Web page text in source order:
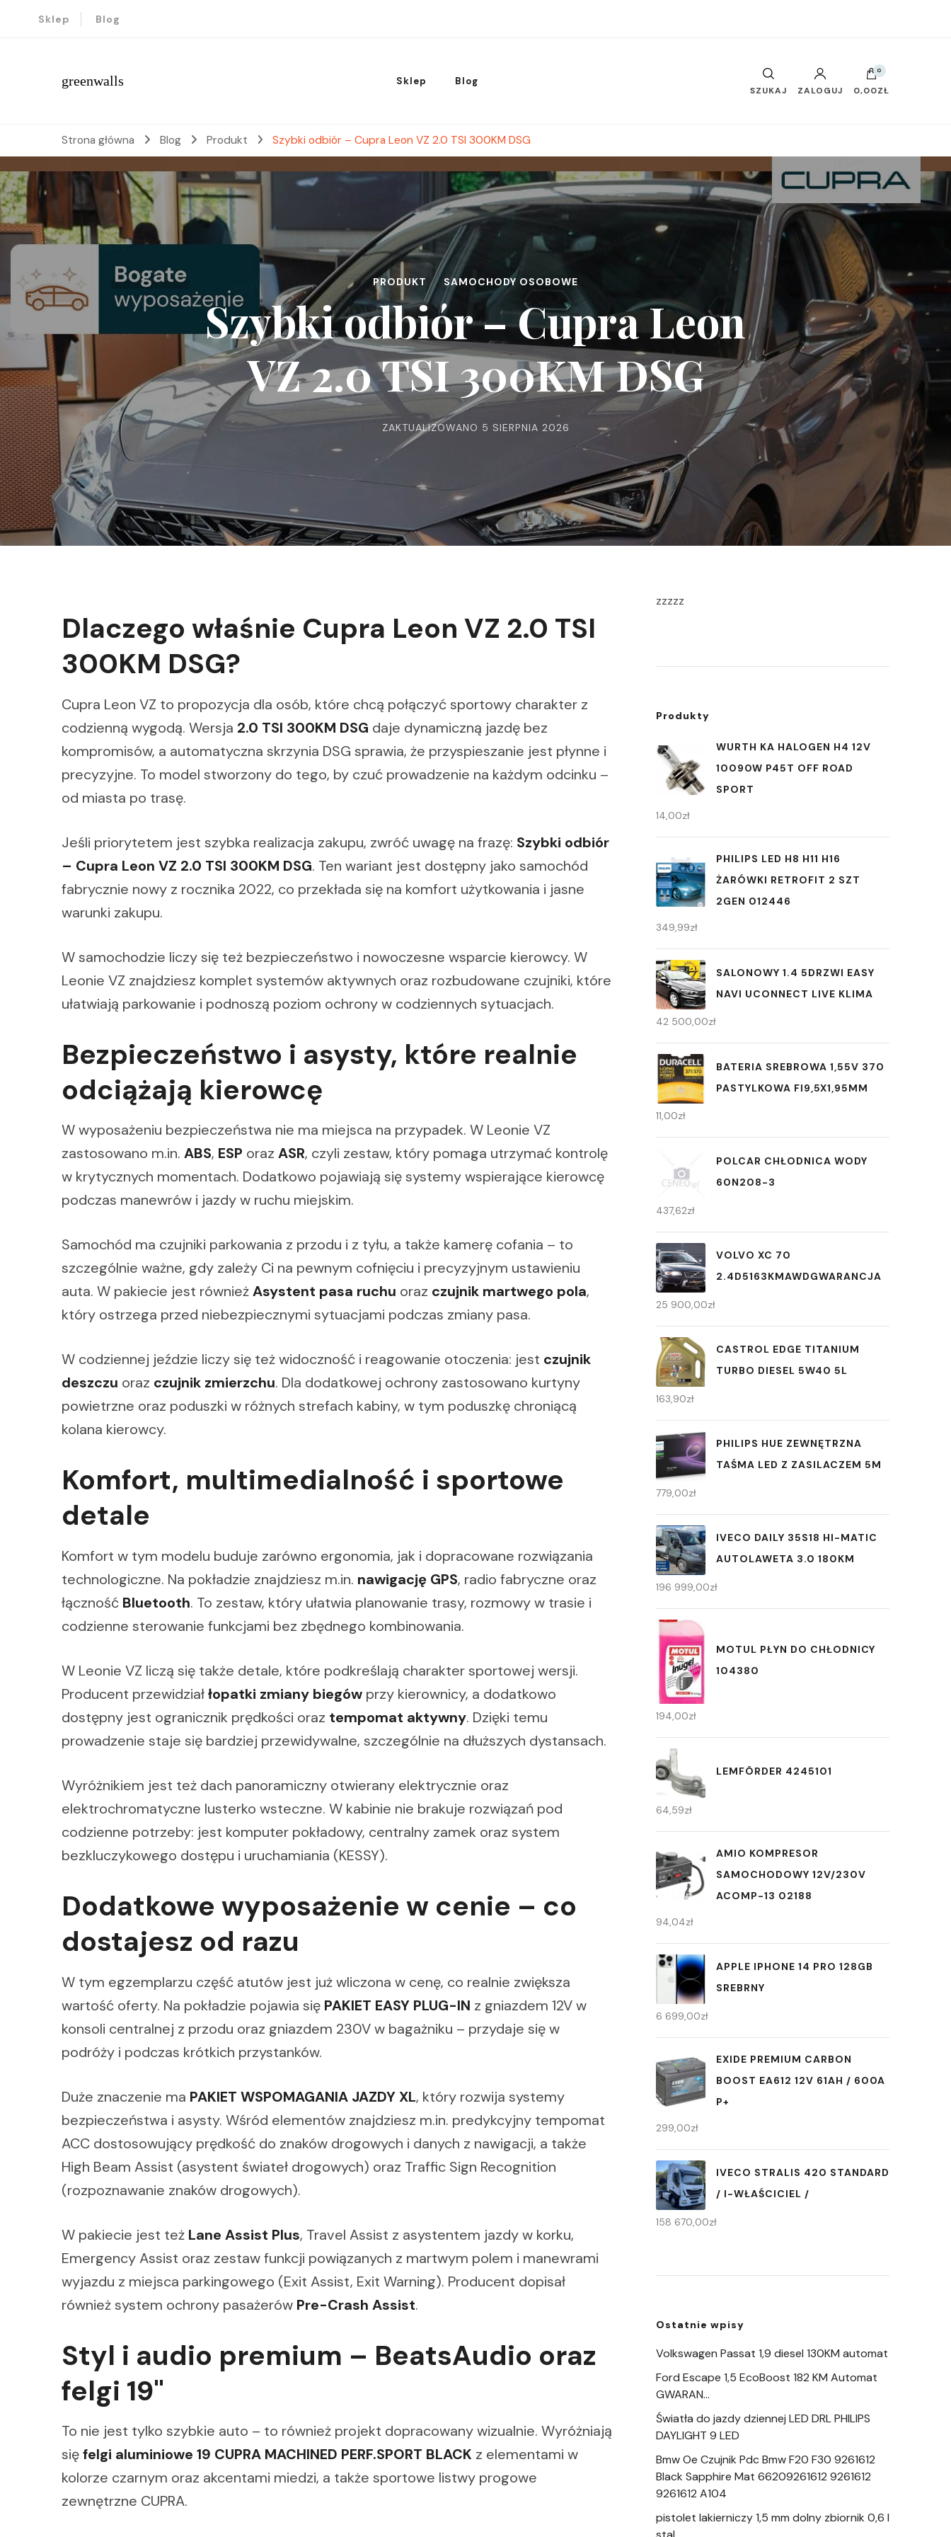
Sklep Blog
greenwalls Sklep Blog
SZUKAJ ZALOGUJ
0
0,00ZŁ
Strona główna Blog Produkt Szybki odbiór – Cupra Leon VZ 2.0 TSI 300KM DSG
PRODUKT SAMOCHODY OSOBOWE
Szybki odbiór – Cupra Leon
VZ 2.0 TSI 300KM DSG
ZAKTUALIZOWANO 5 SIERPNIA 2026
Dlaczego właśnie Cupra Leon VZ 2.0 TSI
300KM DSG?
Cupra Leon VZ to propozycja dla osób, które chcą połączyć sportowy charakter z
codzienną wygodą. Wersja 2.0 TSI 300KM DSG daje dynamiczną jazdę bez
kompromisów, a automatyczna skrzynia DSG sprawia, że przyspieszanie jest płynne i
precyzyjne. To model stworzony do tego, by czuć prowadzenie na każdym odcinku –
od miasta po trasę.
Jeśli priorytetem jest szybka realizacja zakupu, zwróć uwagę na frazę: Szybki odbiór
– Cupra Leon VZ 2.0 TSI 300KM DSG. Ten wariant jest dostępny jako samochód
fabrycznie nowy z rocznika 2022, co przekłada się na komfort użytkowania i jasne
warunki zakupu.
W samochodzie liczy się też bezpieczeństwo i nowoczesne wsparcie kierowcy. W
Leonie VZ znajdziesz komplet systemów aktywnych oraz rozbudowane czujniki, które
ułatwiają parkowanie i podnoszą poziom ochrony w codziennych sytuacjach.
Bezpieczeństwo i asysty, które realnie
odciążają kierowcę
W wyposażeniu bezpieczeństwa nie ma miejsca na przypadek. W Leonie VZ
zastosowano m.in. ABS, ESP oraz ASR, czyli zestaw, który pomaga utrzymać kontrolę
w krytycznych momentach. Dodatkowo pojawiają się systemy wspierające kierowcę
podczas manewrów i jazdy w ruchu miejskim.
Samochód ma czujniki parkowania z przodu i z tyłu, a także kamerę cofania – to
szczególnie ważne, gdy zależy Ci na pewnym cofnięciu i precyzyjnym ustawieniu
auta. W pakiecie jest równieżAsystent pasa ruchu oraz czujnik martwego pola,
który ostrzega przed niebezpiecznymi sytuacjami podczas zmiany pasa.
W codziennej jeździe liczy się też widoczność i reagowanie otoczenia: jest czujnik
deszczu oraz czujnik zmierzchu. Dla dodatkowej ochrony zastosowano kurtyny
powietrzne oraz poduszki w różnych strefach kabiny, w tym poduszkę chroniącą
kolana kierowcy.
Komfort, multimedialność i sportowe
detale
Komfort w tym modelu buduje zarówno ergonomia, jak i dopracowane rozwiązania
technologiczne. Na pokładzie znajdziesz m.in. nawigację GPS, radio fabryczne oraz
łączność Bluetooth. To zestaw, który ułatwia planowanie trasy, rozmowy w trasie i
codzienne sterowanie funkcjami bez zbędnego kombinowania.
W Leonie VZ liczą się także detale, które podkreślają charakter sportowej wersji.
Producent przewidziałłopatki zmiany biegów przy kierownicy, a dodatkowo
dostępny jest ogranicznik prędkości oraz tempomat aktywny. Dzięki temu
prowadzenie staje się bardziej przewidywalne, szczególnie na dłuższych dystansach.
Wyróżnikiem jest też dach panoramiczny otwierany elektrycznie oraz
elektrochromatyczne lusterko wsteczne. W kabinie nie brakuje rozwiązań pod
codzienne potrzeby: jest komputer pokładowy, centralny zamek oraz system
bezkluczykowego dostępu i uruchamiania (KESSY).
Dodatkowe wyposażenie w cenie – co
dostajesz od razu
W tym egzemplarzu część atutów jest już wliczona w cenę, co realnie zwiększa
wartość oferty. Na pokładzie pojawia się PAKIET EASY PLUG-IN z gniazdem 12V w
konsoli centralnej z przodu oraz gniazdem 230V w bagażniku – przydaje się w
podróży i podczas krótkich przystanków.
Duże znaczenie ma PAKIET WSPOMAGANIA JAZDY XL, który rozwija systemy
bezpieczeństwa i asysty. Wśród elementów znajdziesz m.in. predykcyjny tempomat
ACC dostosowujący prędkość do znaków drogowych i danych z nawigacji, a także
High Beam Assist (asystent świateł drogowych) oraz Traffic Sign Recognition
(rozpoznawanie znaków drogowych).
W pakiecie jest też Lane Assist Plus, Travel Assist z asystentem jazdy w korku,
Emergency Assist oraz zestaw funkcji powiązanych z martwym polem i manewrami
wyjazdu z miejsca parkingowego (Exit Assist, Exit Warning). Producent dopisał
również system ochrony pasażerów Pre-Crash Assist.
Styl i audio premium – BeatsAudio oraz
felgi 19"
To nie jest tylko szybkie auto – to również projekt dopracowany wizualnie. Wyróżniają
sięfelgi aluminiowe 19 CUPRA MACHINED PERF.SPORT BLACK z elementami w
kolorze czarnym oraz akcentami miedzi, a także sportowe listwy progowe
zewnętrzne CUPRA.
zzzzz
Produkty
WURTH KA HALOGEN H4 12V
10090W P45T OFF ROAD
SPORT
14,00zł
PHILIPS LED H8 H11 H16
ŻARÓWKI RETROFIT 2 SZT
2GEN 012446
349,99zł
SALONOWY 1.4 5DRZWI EASY
NAVI UCONNECT LIVE KLIMA
42 500,00zł
BATERIA SREBROWA 1,55V 370
PASTYLKOWA FI9,5X1,95MM
11,00zł
POLCAR CHŁODNICA WODY
60N208-3
437,62zł
VOLVO XC 70
2.4D5163KMAWDGWARANCJA
25 900,00zł
CASTROL EDGE TITANIUM
TURBO DIESEL 5W40 5L
163,90zł
PHILIPS HUE ZEWNĘTRZNA
TAŚMA LED Z ZASILACZEM 5M
779,00zł
IVECO DAILY 35S18 HI-MATIC
AUTOLAWETA 3.0 180KM
196 999,00zł
MOTUL PŁYN DO CHŁODNICY
104380
194,00zł
LEMFÖRDER 4245101
64,59zł
AMIO KOMPRESOR
SAMOCHODOWY 12V/230V
ACOMP-13 02188
94,04zł
APPLE IPHONE 14 PRO 128GB
SREBRNY
6 699,00zł
EXIDE PREMIUM CARBON
BOOST EA612 12V 61AH / 600A
P+
299,00zł
IVECO STRALIS 420 STANDARD
/ I-WŁAŚCICIEL /
158 670,00zł
Ostatnie wpisy
Volkswagen Passat 1,9 diesel 130KM automat
Ford Escape 1,5 EcoBoost 182 KM Automat
GWARAN…
Światła do jazdy dziennej LED DRL PHILIPS
DAYLIGHT 9 LED
Bmw Oe Czujnik Pdc Bmw F20 F30 9261612
Black Sapphire Mat 66209261612 9261612
9261612 A104
pistolet lakierniczy 1,5 mm dolny zbiornik 0,6 l